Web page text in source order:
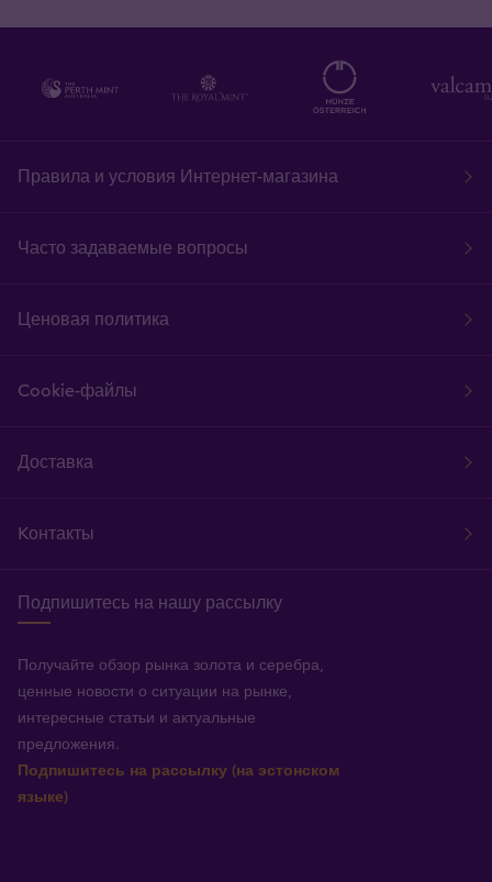
Правила и условия Интернет-магазина
Часто задаваемые вопросы
Ценовая политика
Cookie-файлы
Доставка
Kонтакты
Подпишитесь на нашу рассылку
Получайте обзор рынка золота и серебра,
ценные новости о ситуации на рынке,
интересные статьи и актуальные
предложения.
Подпишитесь на рассылку (на эстонском
языке)